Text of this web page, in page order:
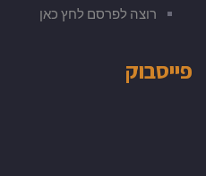
רוצה לפרסם לחץ כאן
פייסבוק